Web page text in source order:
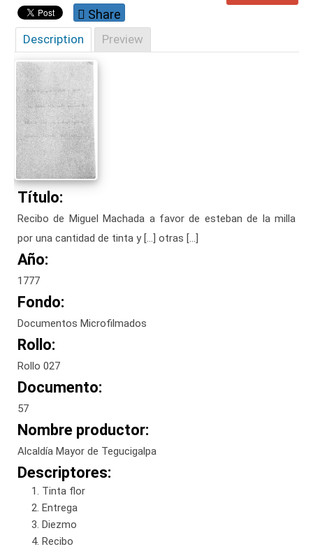
Share
Description Preview
Título:
Recibo de Miguel Machada a favor de esteban de la milla
por una cantidad de tinta y […] otras […]
Año:
1777
Fondo:
Documentos Microfilmados
Rollo:
Rollo 027
Documento:
57
Nombre productor:
Alcaldía Mayor de Tegucigalpa
Descriptores:
Tinta flor
Entrega
Diezmo
Recibo